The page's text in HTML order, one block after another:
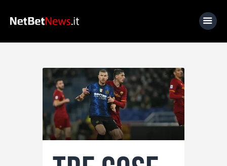
Home
News
Calcio
Basket